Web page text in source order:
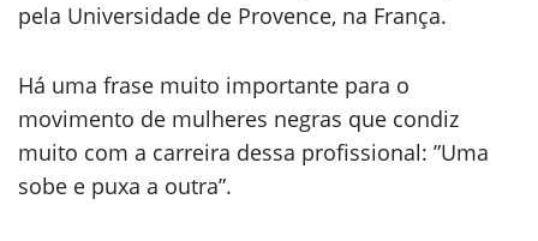
pela Universidade de Provence, na França.
Há uma frase muito importante para o
movimento de mulheres negras que condiz
muito com a carreira dessa profissional: ”Uma
sobe e puxa a outra”.